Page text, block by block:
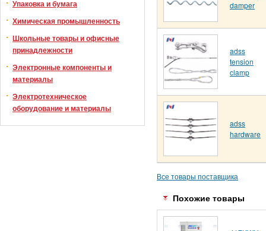
Упаковка и бумага
Химическая промышленность
Школьные товары и офисные
принадлежности
Электронные компоненты и
материалы
Электротехническое
оборудование и материалы
damper
adss
tension
clamp
adss
hardware
Все товары поставщика
Похожие товары